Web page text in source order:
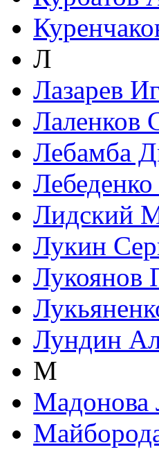
Л
Лазарев
Лаленков
Лебамба
Лидский
Лукин
Лукоянов
Лундин
М